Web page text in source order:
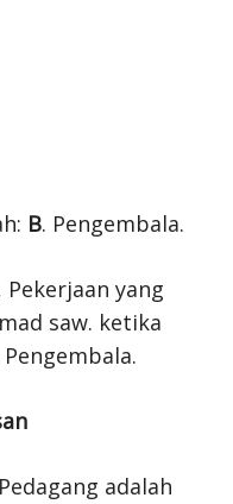
B. Pengembala.
yang
saw. ketika
adalah